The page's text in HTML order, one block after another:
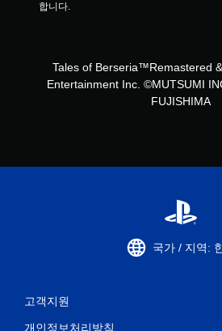
합니다.
Tales of Berseria™Remastered
Entertainment Inc. ©MUTSUMI
FUJISHIMA
국가 / 지역:
고객지원
개인정보처리방침